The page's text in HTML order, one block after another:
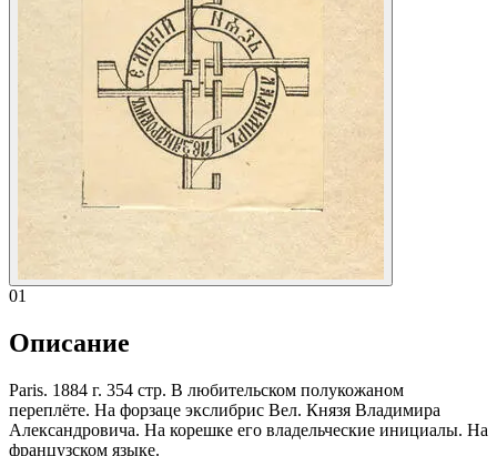
01
Описание
Paris. 1884 г. 354 стр. В любительском полукожаном
переплёте. На форзаце экслибрис Вел. Князя Владимира
Александровича. На корешке его владельческие инициалы. На
французском языке.